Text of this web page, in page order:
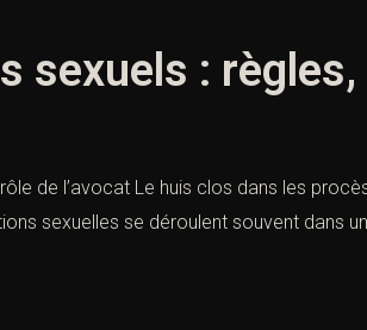
sexuels :
de l’avocat Le huis clos dans les
sexuelles se déroulent souvent dans